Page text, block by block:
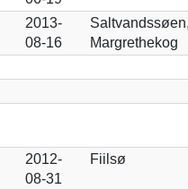
2013-
08-16
Margrethekog
2012-
08-31
Fiilsø